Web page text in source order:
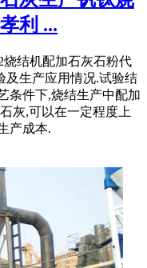
利 ...
烧结机配加石灰石粉代
及生产应用情况.试验结
条件下,烧结生产中配加
灰,可以在一定程度上
产成本.